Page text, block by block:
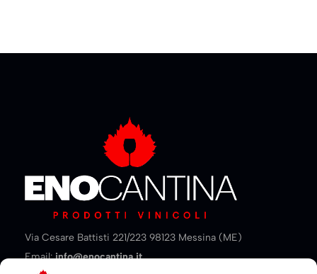
Via Cesare Battisti 221/223 98123 Messina (ME)
Email:info@enocantina.it